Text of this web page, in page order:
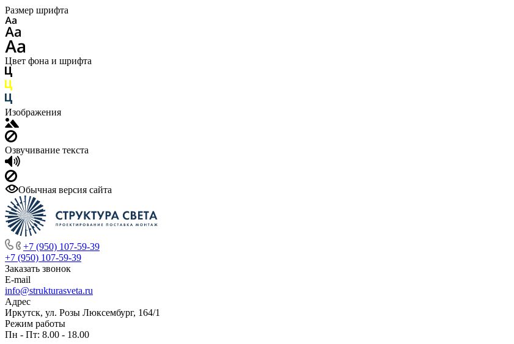
Размер шрифта
Цвет фона и шрифта
Изображения
Озвучивание текста
Обычная версия сайта
+7 (950) 107-59-39
+7 (950) 107-59-39
Заказать звонок
E-mail
info@strukturasveta.ru
Адрес
Иркутск, ул. Розы Люксембург, 164/1
Режим работы
Пн - Пт: 8.00 - 18.00